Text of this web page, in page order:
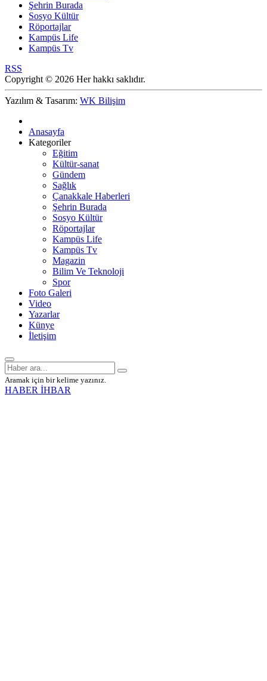
Şehrin Burada
Sosyo Kültür
Röportajlar
Kampüs Life
Kampüs Tv
RSS
Copyright © 2026 Her hakkı saklıdır.
Yazılım & Tasarım: WK Bilişim
Anasayfa
Kategoriler
Eğitim
Kültür-sanat
Gündem
Sağlık
Çanakkale Haberleri
Şehrin Burada
Sosyo Kültür
Röportajlar
Kampüs Life
Kampüs Tv
Magazin
Bilim Ve Teknoloji
Spor
Foto Galeri
Video
Yazarlar
Künye
İletişim
Aramak için bir kelime yazınız.
HABER İHBAR